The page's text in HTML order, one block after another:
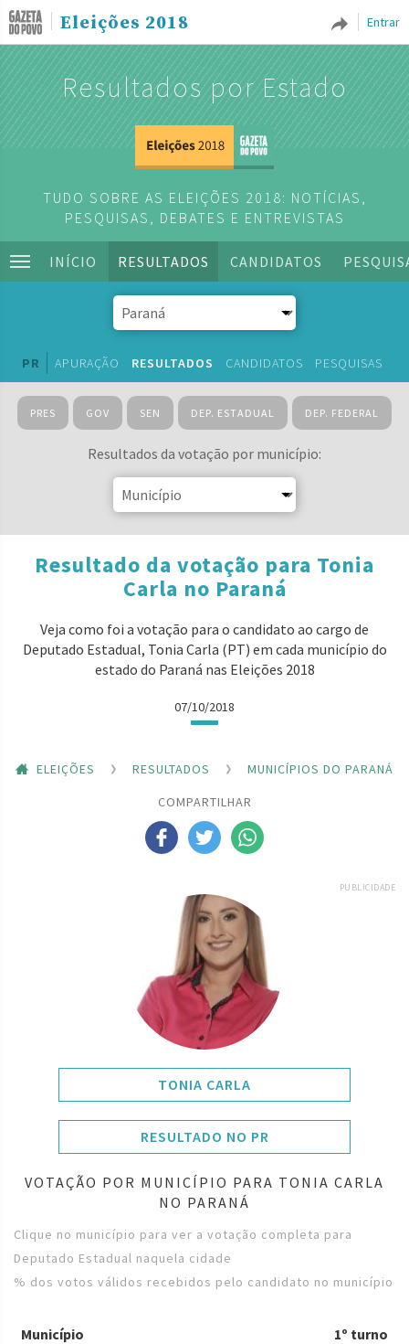
Entrar
Eleições 2018
Resultados por Estado
TUDO SOBRE AS ELEIÇÕES 2018: NOTÍCIAS,
PESQUISAS, DEBATES E ENTREVISTAS
INÍCIO RESULTADOS CANDIDATOS
PR APURAÇÃO RESULTADOS CANDIDATOS PESQUISAS
PRES GOV SEN DEP. ESTADUAL DEP. FEDERAL
Resultados da votação por município:
Resultado da votação para Tonia
Carla no Paraná
Veja como foi a votação para o candidato ao cargo de
Deputado Estadual, Tonia Carla (PT) em cada município do
estado do Paraná nas Eleições 2018
07/10/2018
ELEIÇÕES RESULTADOS
MUNICÍPIOS DO PARANÁ
COMPARTILHAR
PUBLICIDADE
TONIA CARLA
RESULTADO NO PR
VOTAÇÃO POR MUNICÍPIO PARA TONIA CARLA
NO PARANÁ
Clique no município para ver a votação completa para
Deputado Estadual naquela cidade
% dos votos válidos recebidos pelo candidato no município
Município 1º turno